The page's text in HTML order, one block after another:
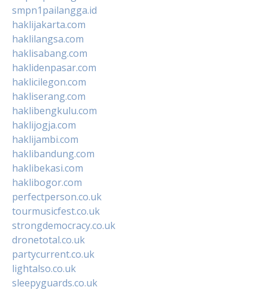
smpn1pailangga.id
haklijakarta.com
haklilangsa.com
haklisabang.com
haklidenpasar.com
haklicilegon.com
hakliserang.com
haklibengkulu.com
haklijogja.com
haklijambi.com
haklibandung.com
haklibekasi.com
haklibogor.com
perfectperson.co.uk
tourmusicfest.co.uk
strongdemocracy.co.uk
dronetotal.co.uk
partycurrent.co.uk
lightalso.co.uk
sleepyguards.co.uk